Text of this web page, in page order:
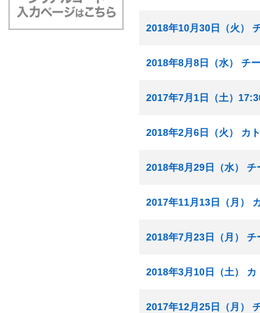
2018年10月30日（火）
2018年8月8日（水） チ
2017年7月1日（土）
2018年2月6日（火） カ
2018年8月29日（水）
2017年11月13日（月）
2018年7月23日（月）
2018年3月10日（土）
2017年12月25日（月）